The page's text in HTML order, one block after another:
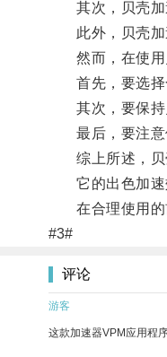
其次，贝壳加速
此外，贝壳加速
然而，在使用
首先，要选择
其次，要保持
最后，要注意
综上所述，贝壳
它的出色加速效
在合理使用的前
#3#
评论
游客
这款加速器VPM应用程